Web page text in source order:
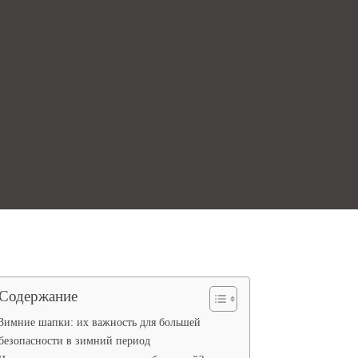
шапки: их важность для большей
в зимний период